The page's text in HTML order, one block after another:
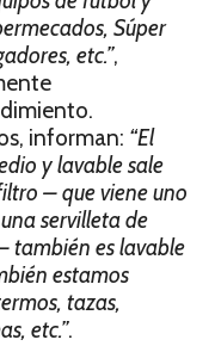
Súper
etc.”,
informan: “El
y lavable sale
– que viene uno
servilleta de
también es lavable
estamos
tazas,
etc.”.